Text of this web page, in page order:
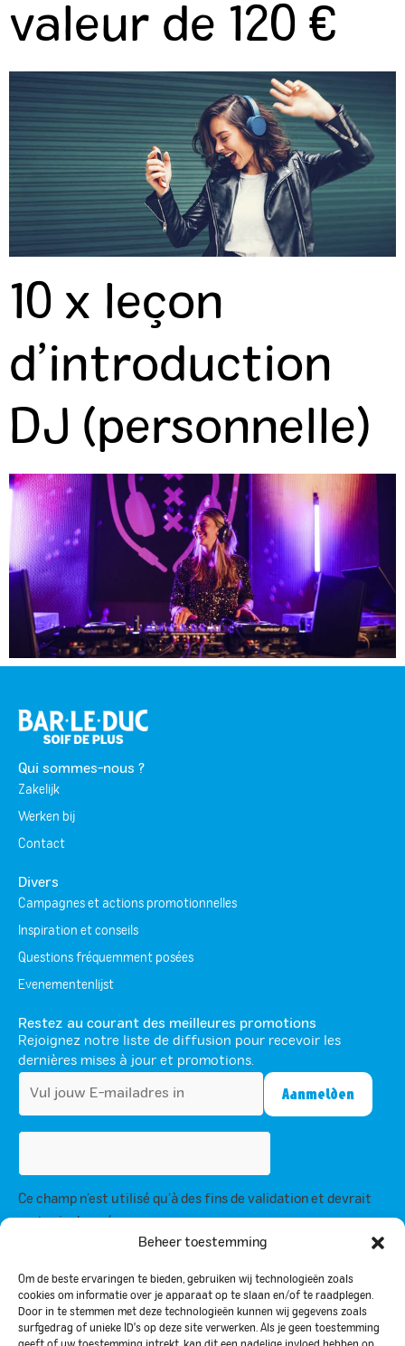
Beheer toestemming
Om de beste ervaringen te bieden, gebruiken wij technologieën zoals
cookies om informatie over je apparaat op te slaan en/of te raadplegen.
Door in te stemmen met deze technologieën kunnen wij gegevens zoals
surfgedrag of unieke ID's op deze site verwerken. Als je geen toestemming
valeur de 120 €
10 x leçon
d’introduction
DJ (personnelle)
Qui sommes-nous ?
Zakelijk
Werken bij
Contact
Divers
Campagnes et actions promotionnelles
Inspiration et conseils
Questions fréquemment posées
Evenementenlijst
Restez au courant des meilleures promotions
Rejoignez notre liste de diffusion pour recevoir les
dernières mises à jour et promotions.
Ce champ n’est utilisé qu’à des fins de validation et devrait
rester inchangé.
En vous inscrivant, vous acceptez notre politique de confidentialité et
Politique de confidentialité